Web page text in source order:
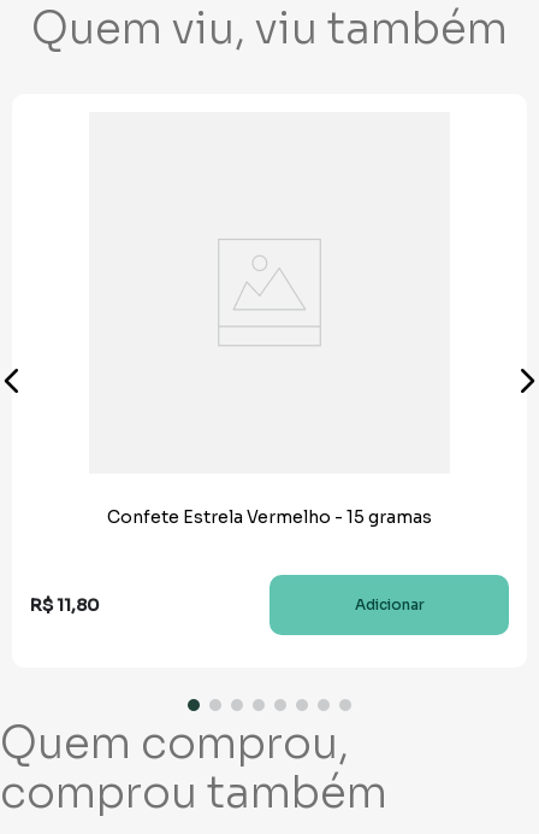
Quem viu, viu também
Confete Estrela Vermelho - 15 gramas
R$11,80 Adicionar
Quem comprou,
comprou também